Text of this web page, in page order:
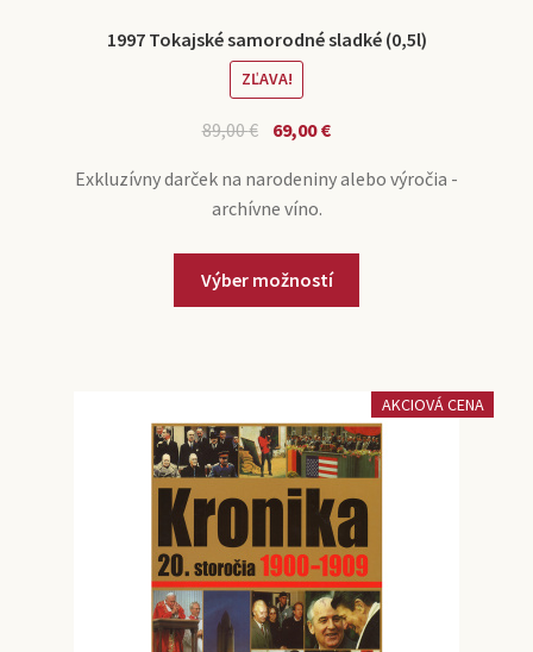
1997 Tokajské samorodné sladké (0,5l)
ZĽAVA!
89,00€ 69,00€
Exkluzívny darček na narodeniny alebo výročia -
archívne víno.
Výber možností
AKCIOVÁ CENA